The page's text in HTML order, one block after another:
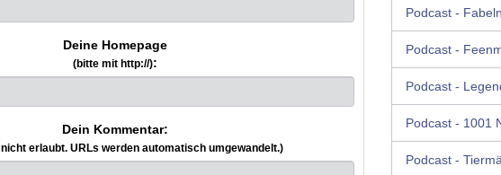
Deine Homepage
(bitte mit http://):
Dein Kommentar:
nichterlaubt. URLs werden automatisch umgewandelt.)
Podcast - Fabeln
Podcast -
Podcast -
Podcast - 1001
Podcast -